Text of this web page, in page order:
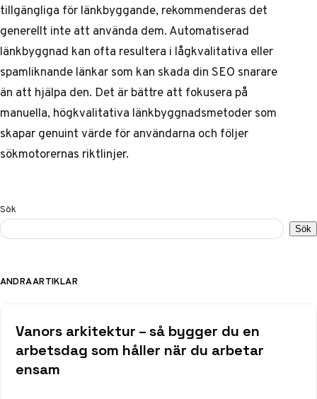
tillgängliga för länkbyggande, rekommenderas det
generellt inte att använda dem. Automatiserad
länkbyggnad kan ofta resultera i lågkvalitativa eller
spamliknande länkar som kan skada din SEO snarare
än att hjälpa den. Det är bättre att fokusera på
manuella, högkvalitativa länkbyggnadsmetoder som
skapar genuint värde för användarna och följer
sökmotorernas riktlinjer.
Sök
Sök
ANDRA ARTIKLAR
Vanors arkitektur – så bygger du en
arbetsdag som håller när du arbetar
ensam